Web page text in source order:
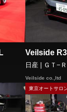
Veilside
日産 | ＧＴ−Ｒ
Veilside co.,ltd
東京オートサロ